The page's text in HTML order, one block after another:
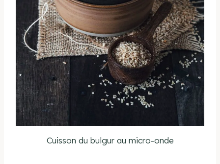
Cuisson du bulgur au micro-onde